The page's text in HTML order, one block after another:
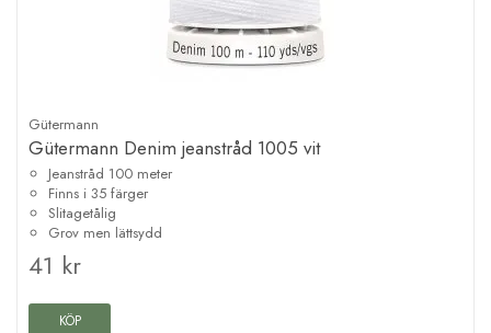
Gütermann
Gütermann Denim jeanstråd 1005 vit
Jeanstråd 100 meter
Finns i 35 färger
Slitagetålig
Grov men lättsydd
41 kr
KÖP